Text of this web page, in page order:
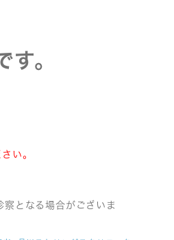
。
い。
となる場合がございま